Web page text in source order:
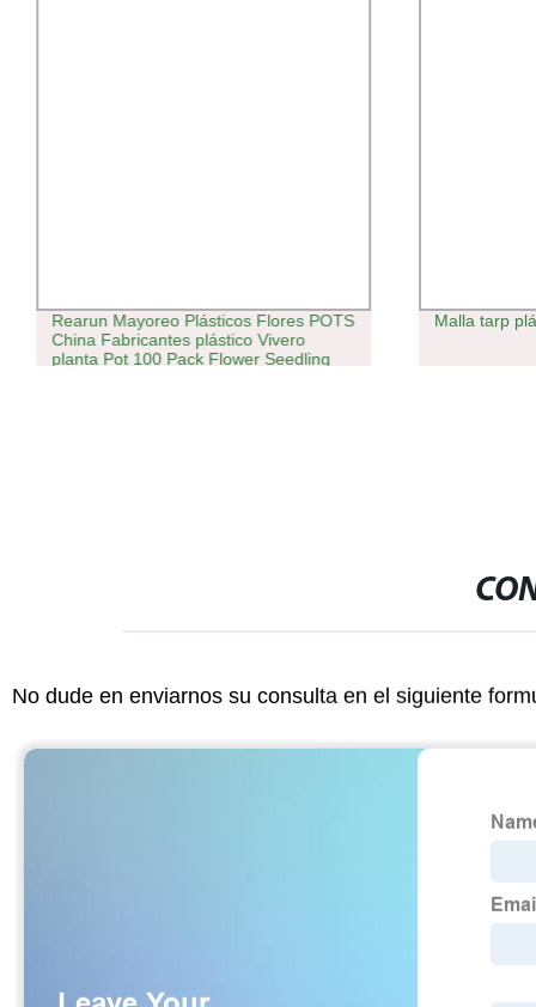
Rearun Mayoreo Plásticos Flores POTS
China Fabricantes plástico Vivero
planta Pot 100 Pack Flower Seedling
Malla tarp
No dude en enviarnos su consulta en el siguiente